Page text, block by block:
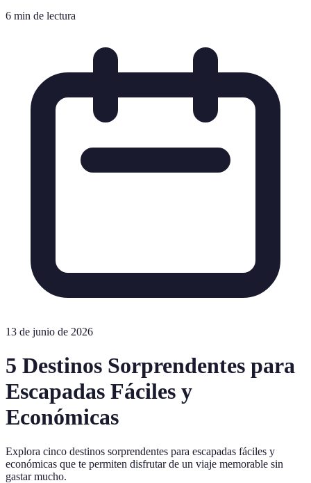
6 min de lectura
13 de junio de 2026
5 Destinos Sorprendentes para
Escapadas Fáciles y
Económicas
Explora cinco destinos sorprendentes para escapadas fáciles y
económicas que te permiten disfrutar de un viaje memorable sin
gastar mucho.